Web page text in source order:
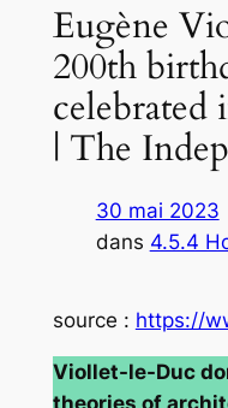
Eugène
200th
celebrated
| The
30 mai 2023
dans 4.5.4
source : https://
Viollet-le-Duc
theories of